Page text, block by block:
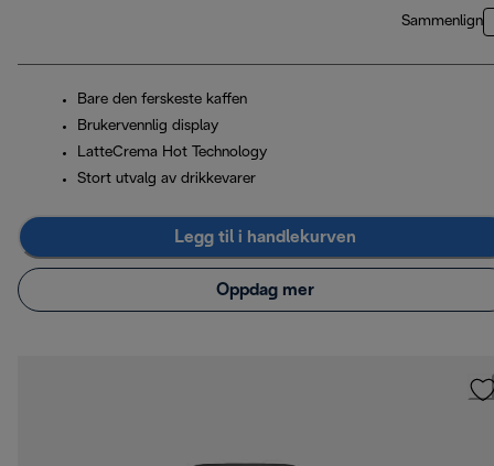
Sammenlign
Bare den ferskeste kaffen
Brukervennlig display
LatteCrema Hot Technology
Stort utvalg av drikkevarer
Legg til i handlekurven
Oppdag mer